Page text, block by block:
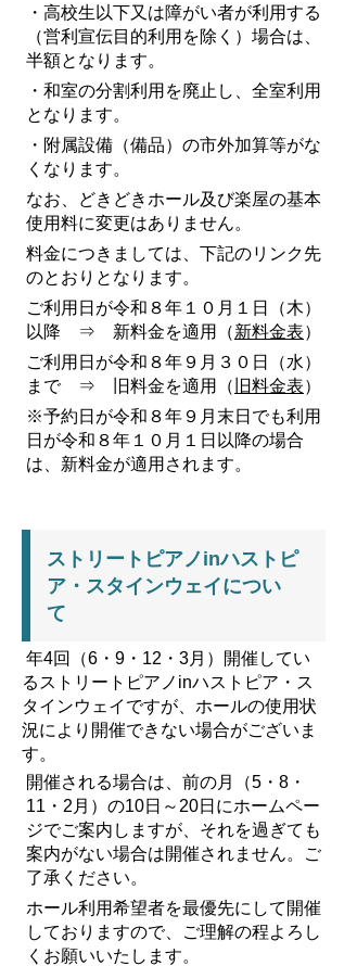
・高校生以下又は障がい者が利用する
（営利宣伝目的利用を除く）場合は、
半額となります。
・和室の分割利用を廃止し、全室利用
となります。
・附属設備（備品）の市外加算等がな
くなります。
なお、どきどきホール及び楽屋の基本
使用料に変更はありません。
料金につきましては、下記のリンク先
のとおりとなります。
ご利用日が令和８年１０月１日（木）
以降 ⇒ 新料金を適用（新料金表）
ご利用日が令和８年９月３０日（水）
まで ⇒ 旧料金を適用（ 旧料金表）
※予約日が令和８年９月末日でも利用
日が令和８年１０月１日以降の場合
は、新料金が適用されます。
ストリートピアノinハストピ
ア・スタインウェイについ
て
年4回（6・9・12・3月）開催してい
るストリートピアノinハストピア・ス
タインウェイですが、ホールの使用状
況により開催できない場合がございま
す。
開催される場合は、前の月（5・8・
11・2月）の10日～20日にホームペー
ジでご案内しますが、それを過ぎても
案内がない場合は開催されません。ご
了承ください。
ホール利用希望者を最優先にして開催
しておりますので、ご理解の程よろし
くお願いいたします。